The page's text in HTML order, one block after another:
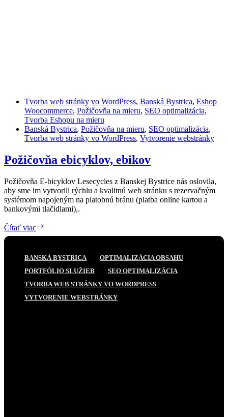
Tvorba web stránky vo WordPress, Banská Bystrica, Eshop
Woocommerce, Požičovňa na mieru, SEO optimalizácia,
Tvorba Eshopu na mieru
Banská Bystrica, Požičovňa na mieru, SEO optimalizácia,
Tvorba web stránky vo WordPress, Vytvorenie webstránky
Požičovňa ebicyklov, ebikov
Požičovňa E-bicyklov Lesecycles z Banskej Bystrice nás oslovila,
aby sme im vytvorili rýchlu a kvalitnú web stránku s rezervačným
systémom napojeným na platobnú bránu (platba online kartou a
bankovými tlačidlami),.
Čítať viac
ebicyklov,
BANSKÁ BYSTRICA
OPTIMALIZÁCIA OBSAHU
PORTFÓLIO SLUŽIEB
SEO OPTIMALIZÁCIA
TVORBA WEB STRÁNKY VO WORDPRESS
VYTVORENIE WEBSTRÁNKY